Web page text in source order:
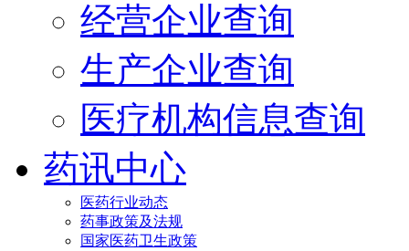
经营企业查询
生产企业查询
医疗机构信息查询
药讯中心
医药行业动态
药事政策及法规
国家医药卫生政策